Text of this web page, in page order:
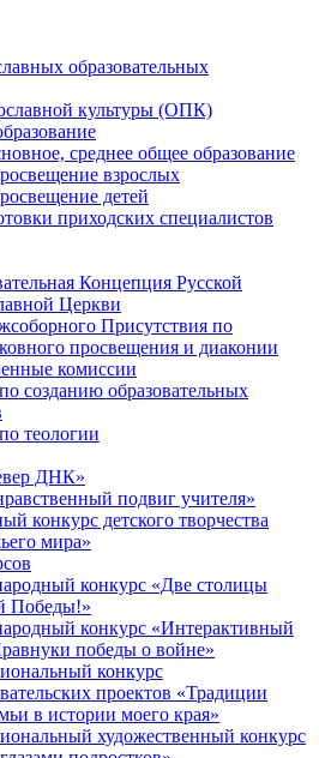
образовательных
культуры (ОПК)
среднее общее образование
взрослых
детей
приходских специалистов
Концепция Русской
Церкви
Присутствия по
просвещения и диаконии
комиссии
созданию образовательных
теологии
ДНК»
подвиг учителя»
конкурс детского творчества
мира»
конкурс «Две столицы
Победы!»
конкурс «Интерактивный
победы о войне»
конкурс
проектов «Традиции
в истории моего края»
художественный конкурс